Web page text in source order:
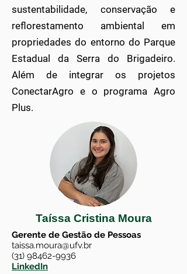
sustentabilidade, conservação e
reflorestamento ambiental em
propriedades do entorno do Parque
Estadual da Serra do Brigadeiro.
Além de integrar os projetos
ConectarAgro e o programa Agro
Plus.
Taíssa Cristina Moura
Gerente de Gestão de Pessoas
taissa.moura@ufv.br
(31) 98462-9936
LinkedIn